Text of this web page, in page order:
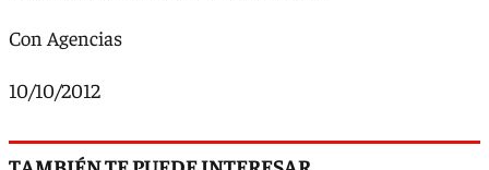
Con Agencias
10/10/2012